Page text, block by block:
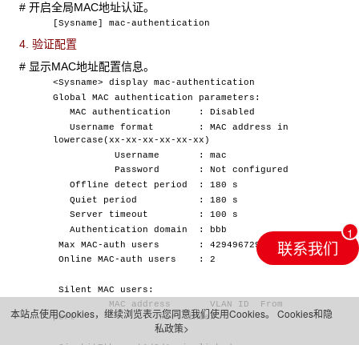
# 开启全局MAC地址认证。
[Sysname] mac-authentication
4. 验证配置
# 显示MAC地址配置信息。
<Sysname> display mac-authentication
Global MAC authentication parameters:
MAC authentication : Disabled
Username format : MAC address in
lowercase(xx-xx-xx-xx-xx-xx)
Username : mac
Password : Not configured
Offline detect period : 180 s
Quiet period : 180 s
Server timeout : 100 s
Authentication domain : bbb
Max MAC-auth users : 4294967295 per slot
Online MAC-auth users : 2
Silent MAC users:
MAC address VLAN ID From
port Port index
联系我们
本站点使用Cookies，继续浏览表示您同意我们使用Cookies。 Cookies和隐
私政策>